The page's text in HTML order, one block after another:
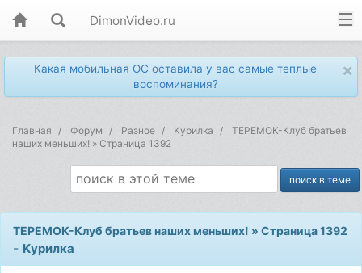
DimonVideo.ru
×
Какая мобильная ОС оставила у вас самые теплые
воспоминания?
Главная Форум Разное Kурилка
ТЕРЕМОК-Клуб братьев
наших меньших! » Страница 1392
ТЕРЕМОК-Клуб братьев наших меньших! » Страница 1392
- Kурилка